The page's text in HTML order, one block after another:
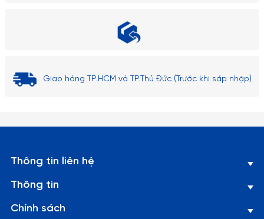
Giao hàng TP.HCM và TP.Thủ Đức (Trước khi sáp nhập)
Thông tin liên hệ
Thông tin
Chính sách